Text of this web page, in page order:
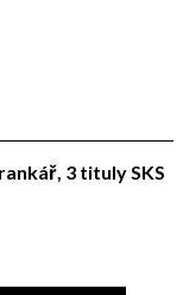
3 tituly SKS